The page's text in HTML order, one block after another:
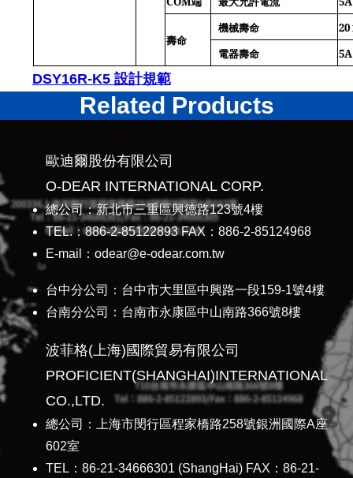
壽命
機械壽命
電器壽命
DSY16R-K5 設計規範
Related Products
歐迪爾股份有限公司
O-DEAR INTERNATIONAL CORP.
總公司：新北市三重區興德路123號4樓
TEL.：886-2-85122893 FAX：886-2-85124968
E-mail：odear@e-odear.com.tw
台中分公司：台中市大里區中興路一段159-1號4樓
台南分公司：台南市永康區中山南路366號8樓
波菲格(上海)國際貿易有限公司
PROFICIENT(SHANGHAI)INTERNATIONAL
CO.,LTD.
總公司：上海市閔行區程家橋路258號銀洲國際A座
602室
TEL：86-21-34666301 (ShangHai) FAX：86-21-